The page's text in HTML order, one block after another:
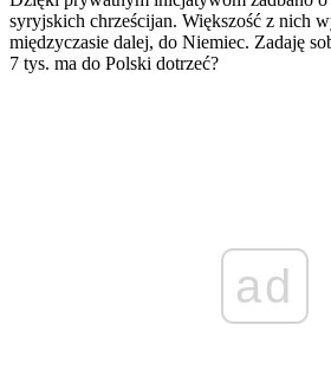
syryjskich chrześcijan. Większość z nich
międzyczasie dalej, do Niemiec. Zadaję
7 tys. ma do Polski dotrzeć?
ad